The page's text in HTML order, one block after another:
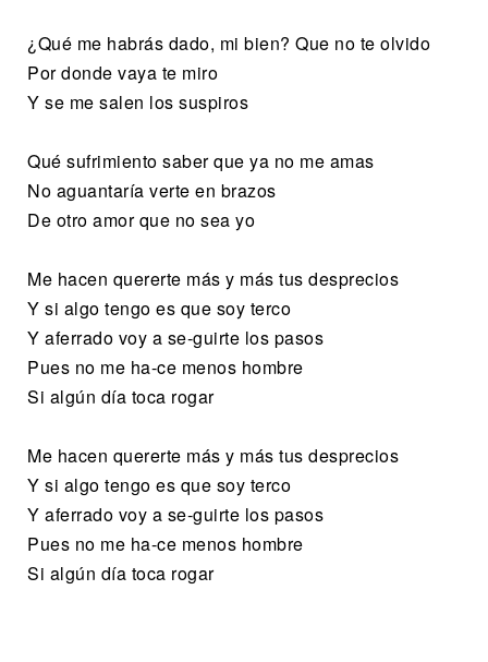
¿Qué me habrás dado, mi bien? Que no te olvido
Por donde vaya te miro
Y se me salen los suspiros
Qué sufrimiento saber que ya no me amas
No aguantaría verte en brazos
De otro amor que no sea yo
Me hacen quererte más y más tus desprecios
Y si algo tengo es que soy terco
Y aferrado voy a se-guirte los pasos
Pues no me ha-ce menos hombre
Si algún día toca rogar
Me hacen quererte más y más tus desprecios
Y si algo tengo es que soy terco
Y aferrado voy a se-guirte los pasos
Pues no me ha-ce menos hombre
Si algún día toca rogar